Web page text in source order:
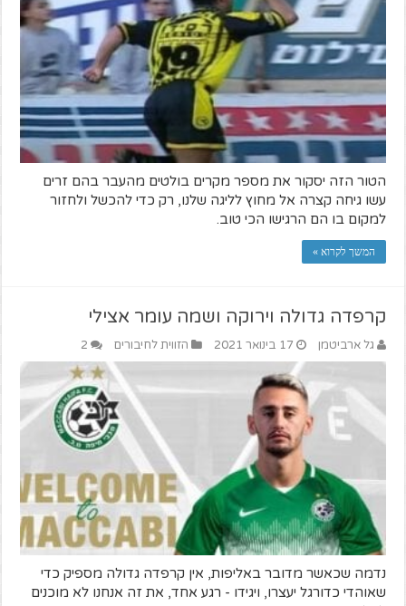
הטור הזה יסקור את מספר מקרים בולטים מהעבר בהם זרים
עשו גיחה קצרה אל מחוץ לליגה שלנו, רק כדי להכשל ולחזור
למקום בו הם הרגישו הכי טוב.
המשך לקרוא »
קרפדה גדולה וירוקה ושמה עומר אצילי
גל ארביטמן 17 בינואר 2021 הזווית לחיבורים 2
נדמה שכאשר מדובר באליפות, אין קרפדה גדולה מספיק כדי
שאוהדי כדורגל יעצרו, ויגידו - רגע אחד, את זה אנחנו לא מוכנים